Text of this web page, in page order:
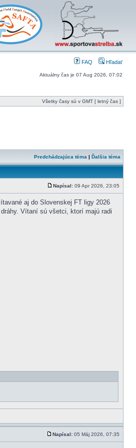
FAQ Hľadať
Aktuálny čas je 07 Aug 2026, 07:02
Všetky časy sú v GMT [ letný čas ]
Predchádzajúca téma | Ďalšia téma
Napísal: 09 Apr 2026, 23:05
aj do Slovenskej FT ligy 2026
Vítaní sú všetci, ktorí majú radi
Napísal: 05 Máj 2026, 07:35